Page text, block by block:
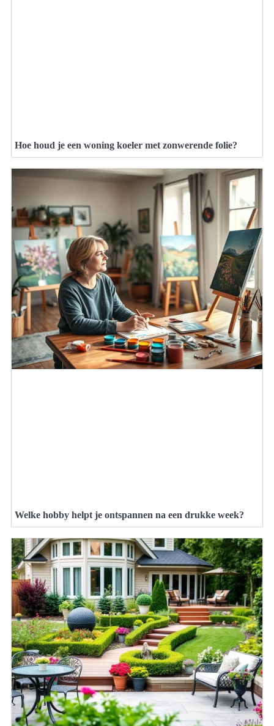
Hoe houd je een woning koeler met zonwerende folie?
Welke hobby helpt je ontspannen na een drukke week?